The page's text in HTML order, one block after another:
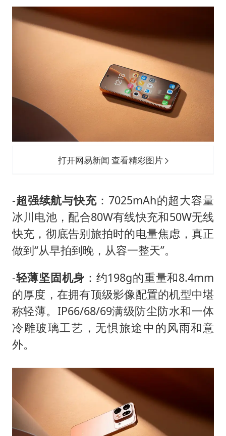
打开网易新闻 查看精彩图片
-超强续航与快充：7025mAh的超大容量
冰川电池，配合80W有线快充和50W无线
快充，彻底告别旅拍时的电量焦虑，真正
做到“从早拍到晚，从容一整天”。
-轻薄坚固机身 ：约198g的重量和8.4mm
的厚度，在拥有顶级影像配置的机型中堪
称轻薄。IP66/68/69满级防尘防水和一体
冷雕玻璃工艺，无惧旅途中的风雨和意
外。